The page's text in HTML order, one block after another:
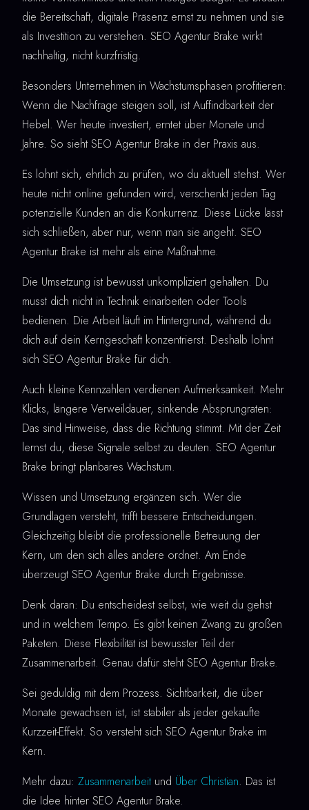
die Bereitschaft, digitale Präsenz ernst zu nehmen und sie
als Investition zu verstehen. SEO Agentur Brake wirkt
nachhaltig, nicht kurzfristig.
Besonders Unternehmen in Wachstumsphasen profitieren:
Wenn die Nachfrage steigen soll, ist Auffindbarkeit der
Hebel. Wer heute investiert, erntet über Monate und
Jahre. So sieht SEO Agentur Brake in der Praxis aus.
Es lohnt sich, ehrlich zu prüfen, wo du aktuell stehst. Wer
heute nicht online gefunden wird, verschenkt jeden Tag
potenzielle Kunden an die Konkurrenz. Diese Lücke lässt
sich schließen, aber nur, wenn man sie angeht. SEO
Agentur Brake ist mehr als eine Maßnahme.
Die Umsetzung ist bewusst unkompliziert gehalten. Du
musst dich nicht in Technik einarbeiten oder Tools
bedienen. Die Arbeit läuft im Hintergrund, während du
dich auf dein Kerngeschäft konzentrierst. Deshalb lohnt
sich SEO Agentur Brake für dich.
Auch kleine Kennzahlen verdienen Aufmerksamkeit. Mehr
Klicks, längere Verweildauer, sinkende Absprungraten:
Das sind Hinweise, dass die Richtung stimmt. Mit der Zeit
lernst du, diese Signale selbst zu deuten. SEO Agentur
Brake bringt planbares Wachstum.
Wissen und Umsetzung ergänzen sich. Wer die
Grundlagen versteht, trifft bessere Entscheidungen.
Gleichzeitig bleibt die professionelle Betreuung der
Kern, um den sich alles andere ordnet. Am Ende
überzeugt SEO Agentur Brake durch Ergebnisse.
Denk daran: Du entscheidest selbst, wie weit du gehst
und in welchem Tempo. Es gibt keinen Zwang zu großen
Paketen. Diese Flexibilität ist bewusster Teil der
Zusammenarbeit. Genau dafür steht SEO Agentur Brake.
Sei geduldig mit dem Prozess. Sichtbarkeit, die über
Monate gewachsen ist, ist stabiler als jeder gekaufte
Kurzzeit-Effekt. So versteht sich SEO Agentur Brake im
Kern.
Mehr dazu: Zusammenarbeit und Über Christian. Das ist
die Idee hinter SEO Agentur Brake.